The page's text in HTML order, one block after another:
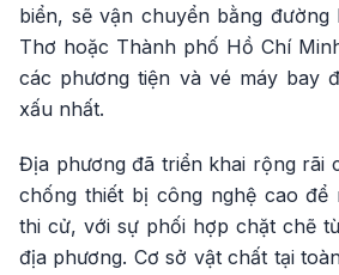
biển, sẽ vận chuyển bằng đường
Thơ hoặc Thành phố Hồ Chí
các phương tiện và vé máy bay
xấu nhất.
Địa phương đã triển khai rộng rãi
chống thiết bị công nghệ cao để
thi cử, với sự phối hợp chặt chẽ
địa phương. Cơ sở vật chất tại